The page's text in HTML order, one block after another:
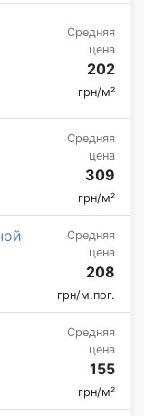
Средняя
цена
202
грн/м²
Средняя
цена
309
грн/м²
Средняя
цена
208
грн/м.пог.
Средняя
цена
155
грн/м²